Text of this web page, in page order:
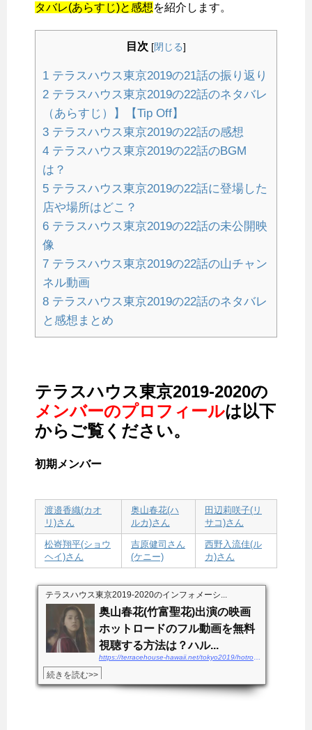
タバレ(あらすじ)と感想を紹介します。
目次 [閉じる]
1 テラスハウス東京2019の21話の振り返り
2 テラスハウス東京2019の22話のネタバレ
（あらすじ）】【Tip Off】
3 テラスハウス東京2019の22話の感想
4 テラスハウス東京2019の22話のBGM
は？
5 テラスハウス東京2019の22話に登場した
店や場所はどこ？
6 テラスハウス東京2019の22話の未公開映
像
7 テラスハウス東京2019の22話の山チャン
ネル動画
8 テラスハウス東京2019の22話のネタバレ
と感想まとめ
テラスハウス東京2019-2020の
メンバーのプロフィールは以下
からご覧ください。
初期メンバー
渡邉香織(カオ
リ)さん
奥山春花(ハ
ルカ)さん
田辺莉咲子(リ
サコ)さん
松㟢翔平(ショウ
ヘイ)さん
吉原健司さん
(ケニー)
西野入流佳(ル
カ)さん
テラスハウス東京2019-2020のインフォメーシ...
奥山春花(竹富聖花)出演の映画
ホットロードのフル動画を無料
視聴する方法は？ハル...
続きを読む>>